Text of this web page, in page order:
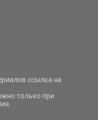
ссылка на
только при